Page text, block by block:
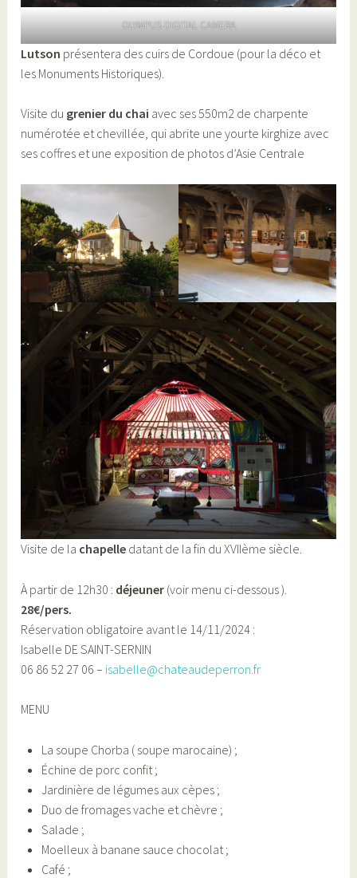
OLYMPUS DIGITAL CAMERA
Lutson présentera des cuirs de Cordoue (pour la déco et
les Monuments Historiques).
Visite du grenier du chai avec ses 550m2 de charpente
numérotée et chevillée, qui abrite une yourte kirghize avec
ses coffres et une exposition de photos d’Asie Centrale
Visite de la chapelle datant de la fin du XVIIème siècle.
À partir de 12h30 : déjeuner (voir menu ci-dessous ).
28€/pers.
Réservation obligatoire avant le 14/11/2024 :
Isabelle DE SAINT-SERNIN
06 86 52 27 06 – isabelle@chateaudeperron.fr
MENU
La soupe Chorba ( soupe marocaine) ;
Échine de porc confit ;
Jardinière de légumes aux cèpes ;
Duo de fromages vache et chèvre ;
Salade ;
Moelleux à banane sauce chocolat ;
Café ;